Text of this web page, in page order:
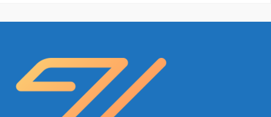
phẩm vào bảo quản.
mở tủ khoảng 5 phút. Việc làm này có
tác dụng bay đi mùi nhựa mới các khay
kệ bên trong.
Tư vấn sử dụng tủ mát đúng cách an